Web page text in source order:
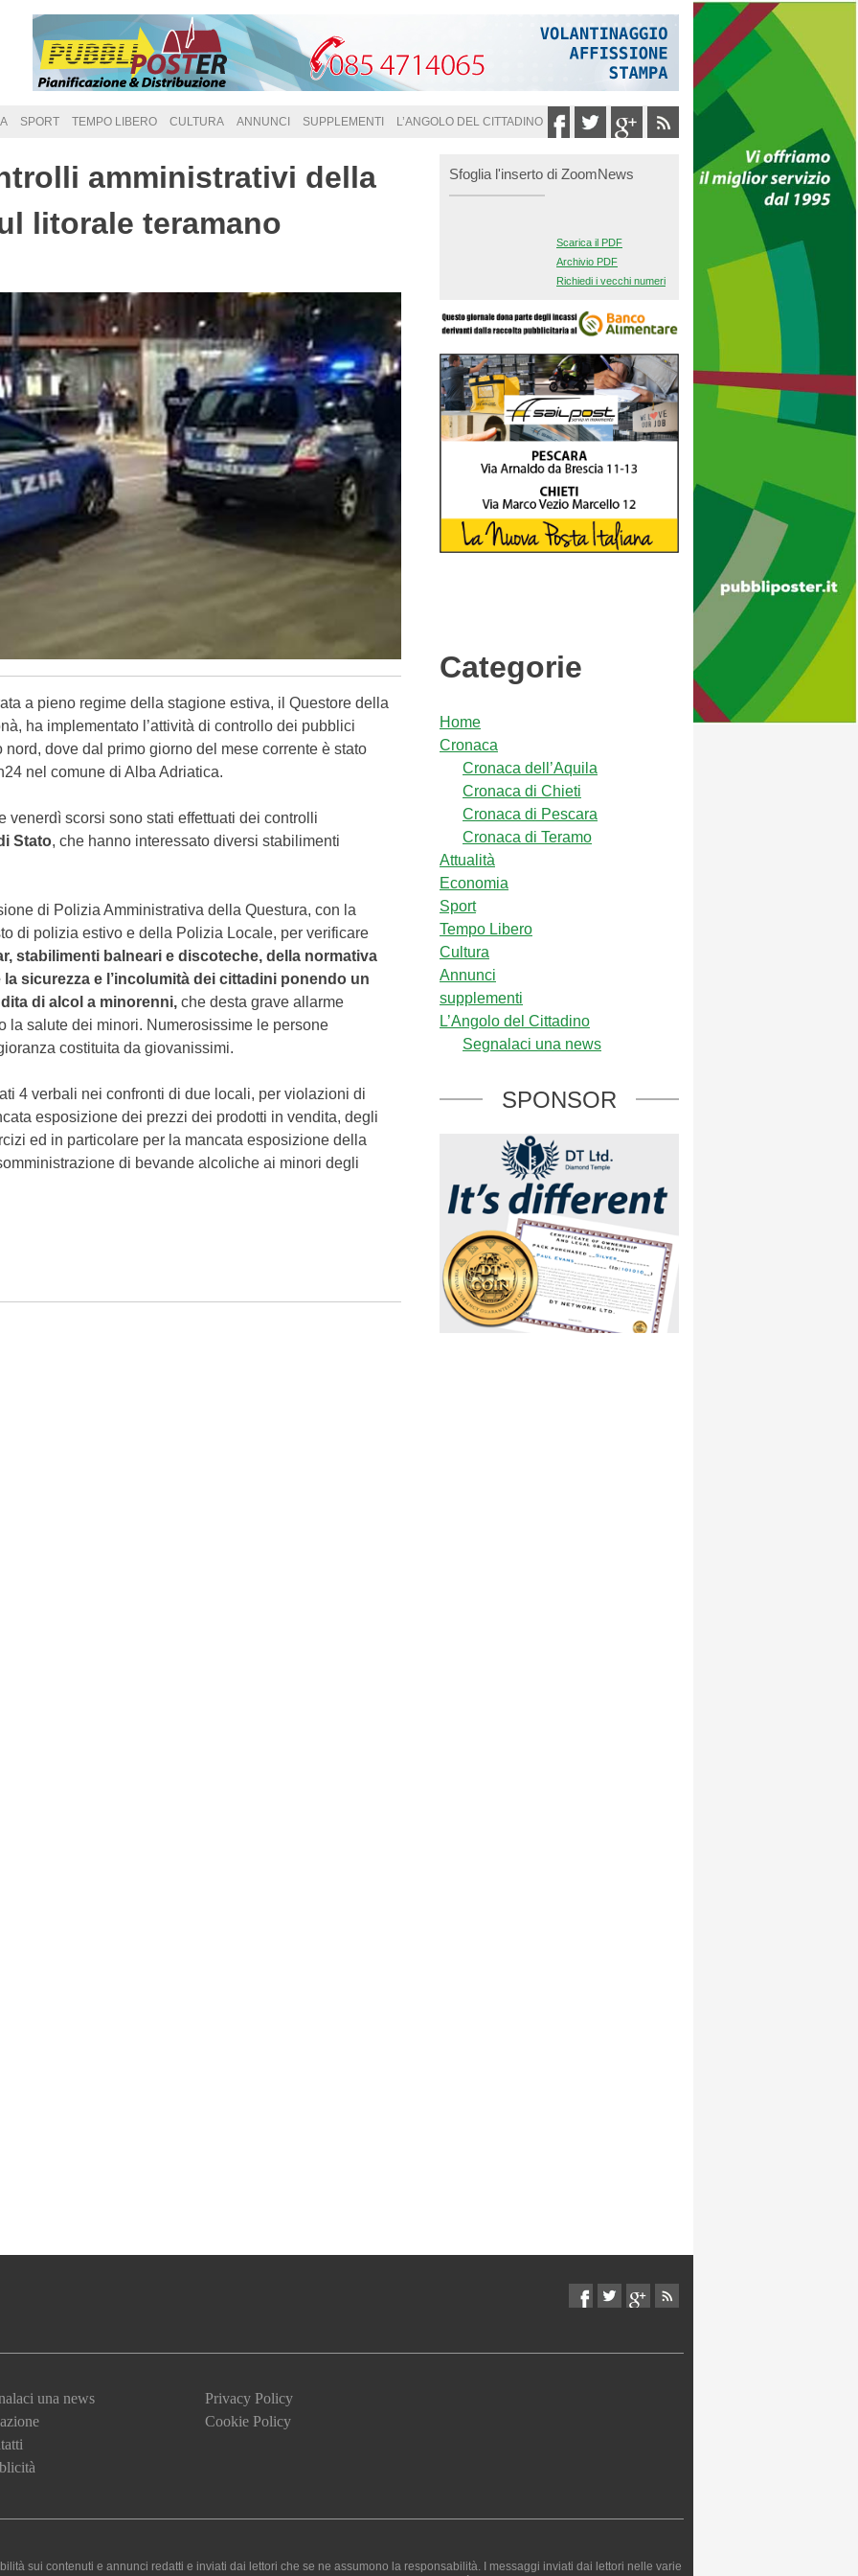
SPORT TEMPO LIBERO CULTURA ANNUNCI SUPPLEMENTI L’ANGOLO DEL CITTADINO
amministrativi della
litorale teramano
a pieno regime della stagione estiva, il Questore della
ha implementato l’attività di controllo dei pubblici
dove dal primo giorno del mese corrente è stato
nel comune di Alba Adriatica.
venerdì scorsi sono stati effettuati dei controlli
Stato, che hanno interessato diversi stabilimenti
di Polizia Amministrativa della Questura, con la
di polizia estivo e della Polizia Locale, per verificare
stabilimenti balneari e discoteche, della normativa
sicurezza e l’incolumità dei cittadini ponendo un
di alcol a minorenni, che desta grave allarme
la salute dei minori. Numerosissime le persone
costituita da giovanissimi.
4 verbali nei confronti di due locali, per violazioni di
esposizione dei prezzi dei prodotti in vendita, degli
ed in particolare per la mancata esposizione della
di bevande alcoliche ai minori degli
Sfoglia l'inserto di ZoomNews
Scarica il PDF
Archivio PDF
Richiedi i vecchi numeri
Categorie
Home
Cronaca
Cronaca dell’Aquila
Cronaca di Chieti
Cronaca di Pescara
Cronaca di Teramo
Attualità
Economia
Sport
Tempo Libero
Cultura
Annunci
supplementi
L’Angolo del Cittadino
Segnalaci una news
SPONSOR
una news
Privacy Policy
Cookie Policy
sui contenuti e annunci redatti e inviati dai lettori che se ne assumono la responsabilità. I messaggi inviati dai lettori nelle varie